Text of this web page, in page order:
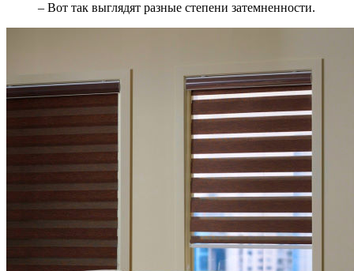
– Вот так выглядят разные степени затемненности.